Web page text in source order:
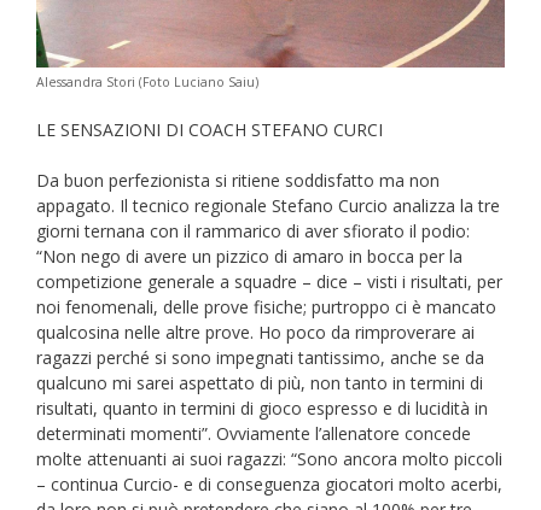
Alessandra Stori (Foto Luciano Saiu)
LE SENSAZIONI DI COACH STEFANO CURCI
Da buon perfezionista si ritiene soddisfatto ma non
appagato. Il tecnico regionale Stefano Curcio analizza la tre
giorni ternana con il rammarico di aver sfiorato il podio:
“Non nego di avere un pizzico di amaro in bocca per la
competizione generale a squadre – dice – visti i risultati, per
noi fenomenali, delle prove fisiche; purtroppo ci è mancato
qualcosina nelle altre prove. Ho poco da rimproverare ai
ragazzi perché si sono impegnati tantissimo, anche se da
qualcuno mi sarei aspettato di più, non tanto in termini di
risultati, quanto in termini di gioco espresso e di lucidità in
determinati momenti”. Ovviamente l’allenatore concede
molte attenuanti ai suoi ragazzi: “Sono ancora molto piccoli
– continua Curcio- e di conseguenza giocatori molto acerbi,